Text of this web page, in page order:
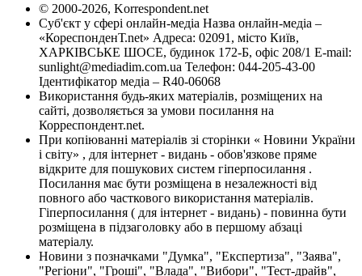
© 2000-2026, Korrespondent.net
Суб'єкт у сфері онлайн-медіа Назва онлайн-медіа –
«КореспонденТ.net» Адреса: 02091, місто Київ,
ХАРКІВСЬКЕ ШОСЕ, будинок 172-Б, офіс 208/1 E-mail:
sunlight@mediadim.com.ua Телефон: 044-205-43-00
Ідентифікатор медіа – R40-06068
Використання будь-яких матеріалів, розміщених на
сайті, дозволяється за умови посилання на
Корреспондент.net.
При копіюванні матеріалів зі сторінки « Новини України
і світу» , для інтернет - видань - обов'язкове пряме
відкрите для пошукових систем гіперпосилання .
Посилання має бути розміщена в незалежності від
повного або часткового використання матеріалів.
Гіперпосилання ( для інтернет - видань) - повинна бути
розміщена в підзаголовку або в першому абзаці
матеріалу.
Новини з позначками "Думка", "Експертиза", "Заява",
"Регіони", "Гроші", "Влада", "Вибори", "Тест-драйв",